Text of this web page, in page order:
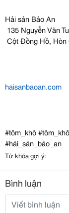
Hải sản Bảo An
135 Nguyễn Văn
Cột Đồng Hồ, Hòn
haisanbaoan.com
#tôm_khô
#hải_sản_bảo_an
Từ khóa gợi ý:
Bình luận